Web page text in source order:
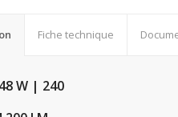
Fiche technique
W | 240